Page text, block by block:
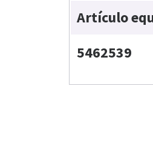
Artículo
5462539